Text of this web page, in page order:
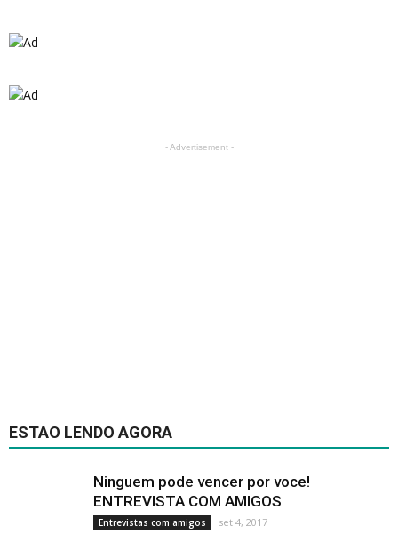
- Advertisement -
ESTAO LENDO AGORA
Ninguem pode vencer por voce!
ENTREVISTA COM AMIGOS
Entrevistas com amigos set 4, 2017